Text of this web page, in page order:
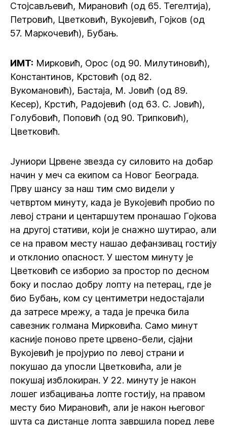
Стојсављевић, Мирановић (од 65. Тегелтија),
Петровић, Цветковић, Вукојевић, Гојков (од
57. Маркочевић), Бубањ.
ИМТ: Мирковић, Орос (од 90. Милутиновић),
Константинов, Крстовић (од 82.
Вукомановић), Бастаја, М. Јовић (од 89.
Кесер), Крстић, Радојевић (од 63. С. Јовић),
Голубовић, Поповић (од 90. Трипковић),
Цветковић.
Јуниори Црвене звезда су силовито на добар
начин у меч са екипом са Новог Београда.
Прву шансу за наш тим смо видели у
четвртом минуту, када је Вукојевић пробио по
левој страни и центаршутем пронашао Гојкова
на другој стативи, који је снажно шутирао, али
се на правом месту нашао дефанзивац гостију
и отклонио опасност. У шестом минуту је
Цветковић се изборио за простор по десном
боку и послао добру лопту на петерац, где је
био Бубањ, ком су центиметри недостајали
да затресе мрежу, а тада је пречка била
савезник голмана Мирковића. Само минут
касније поново прете црвено-бели, сјајни
Вукојевић је пројурио по левој страни и
покушао да упосли Цветковића, али је
покушај изблокиран. У 22. минуту је након
лошег избацивања лопте гостију, на правом
месту био Мирановић, али је након његовог
шута са дистанце лопта завршила поред леве